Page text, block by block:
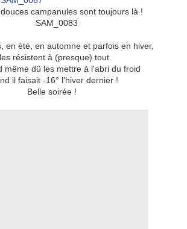
campanules sont toujours là !
en été, en automne et parfois en hiver,
résistent à (presque) tout.
même dû les mettre à l'abri du froid
il faisait -16° l'hiver dernier !
Belle soirée !